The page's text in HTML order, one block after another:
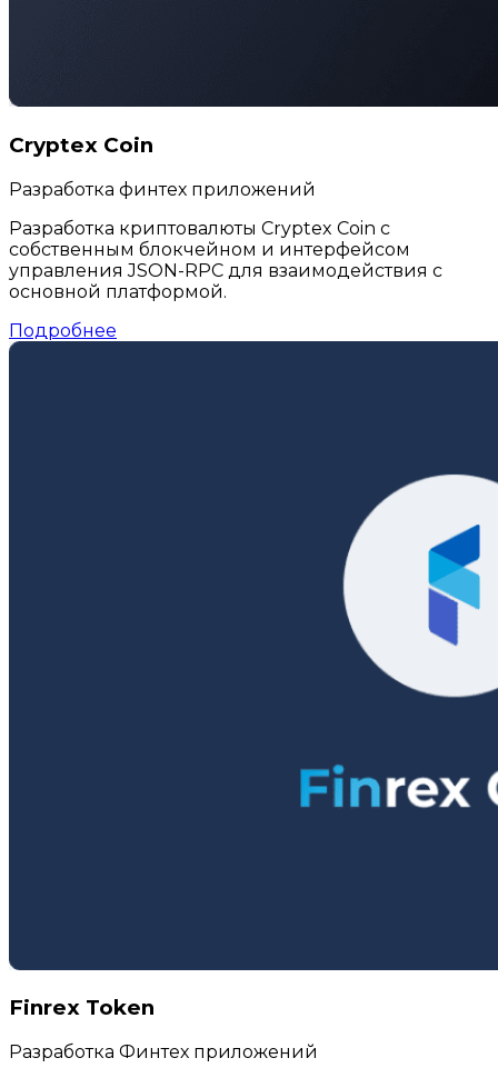
Cryptex Coin
Разработка финтех приложений
Разработка криптовалюты Cryptex Coin с
собственным блокчейном и интерфейсом
управления JSON-RPC для взаимодействия с
основной платформой.
Подробнее
Finrex Token
Разработка Финтех приложений